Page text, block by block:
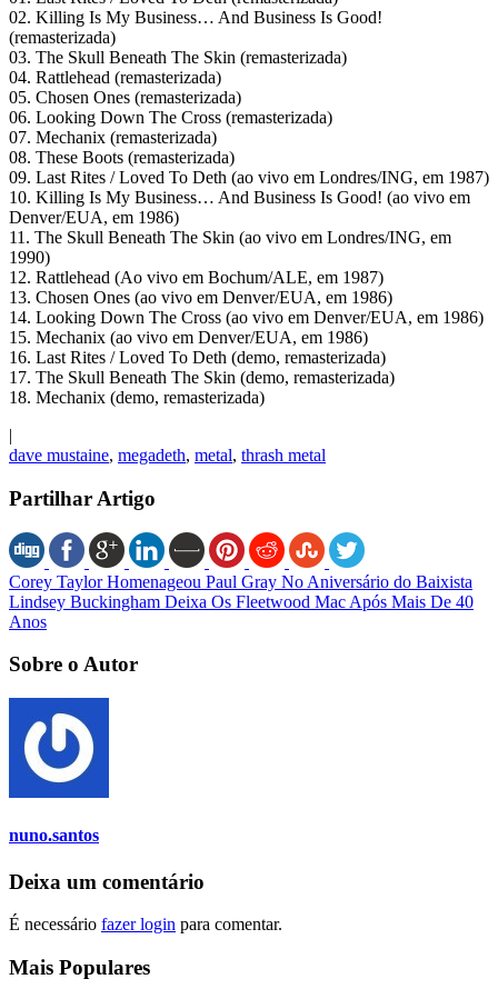
02. Killing Is My Business… And Business Is Good!
(remasterizada)
03. The Skull Beneath The Skin (remasterizada)
04. Rattlehead (remasterizada)
05. Chosen Ones (remasterizada)
06. Looking Down The Cross (remasterizada)
07. Mechanix (remasterizada)
08. These Boots (remasterizada)
09. Last Rites / Loved To Deth (ao vivo em Londres/ING, em 1987)
10. Killing Is My Business… And Business Is Good! (ao vivo em
Denver/EUA, em 1986)
11. The Skull Beneath The Skin (ao vivo em Londres/ING, em
1990)
12. Rattlehead (Ao vivo em Bochum/ALE, em 1987)
13. Chosen Ones (ao vivo em Denver/EUA, em 1986)
14. Looking Down The Cross (ao vivo em Denver/EUA, em 1986)
15. Mechanix (ao vivo em Denver/EUA, em 1986)
16. Last Rites / Loved To Deth (demo, remasterizada)
17. The Skull Beneath The Skin (demo, remasterizada)
18. Mechanix (demo, remasterizada)
|
dave mustaine, megadeth, metal, thrash metal
Partilhar Artigo
Corey Taylor Homenageou Paul Gray No Aniversário do Baixista
Lindsey Buckingham Deixa Os Fleetwood Mac Após Mais De 40
Anos
Sobre o Autor
nuno.santos
Deixa um comentário
É necessário fazer login para comentar.
Mais Populares